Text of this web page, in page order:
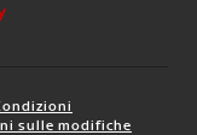
sulle modifiche